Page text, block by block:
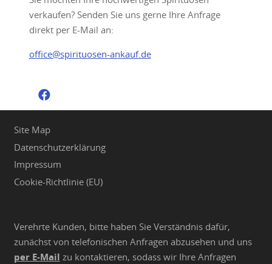
verkaufen? Senden Sie uns gerne Ihre Anfrage
direkt per E-Mail an:
office@spirituosen-ankauf.de
Site Map
Datenschutzerklärung
Impressum
Cookie-Richtlinie (EU)
Verehrte Kunden, bitte haben Sie Verständnis dafür,
zunächst von telefonischen Anfragen abzusehen und uns
per E-Mail zu kontaktieren, sodass wir Ihre Anfragen